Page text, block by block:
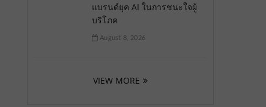
แบรนด์ยุค AI ในการชนะใจผู้
บริโภค
August 8, 2026
VIEW MORE